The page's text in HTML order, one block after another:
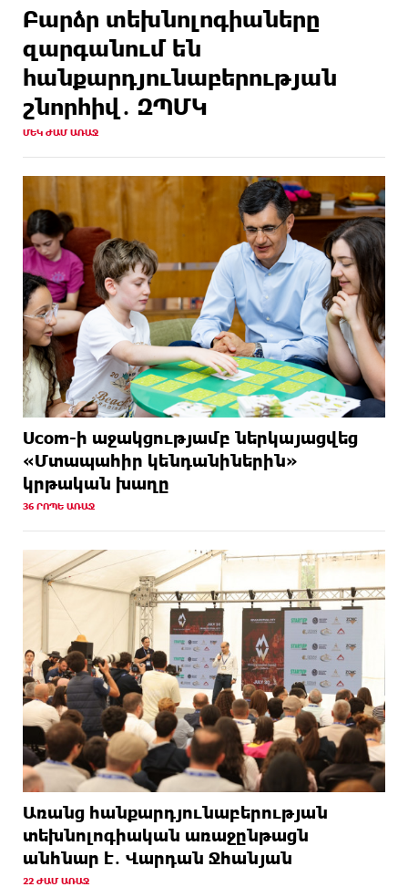
Բարձր տեխնոլոգիաները
զարգանում են
հանքարդյունաբերության
շնորհիվ․ ԶՊՄԿ
ՄԵԿ ԺԱՄ ԱՌԱՋ
Ucom-ի աջակցությամբ ներկայացվեց
«Մտապահիր կենդանիներին»
կրթական խաղը
36 ՐՈՊԵ ԱՌԱՋ
Առանց հանքարդյունաբերության
տեխնոլոգիական առաջընթացն
անհնար է․ Վարդան Ջհանյան
22 ԺԱՄ ԱՌԱՋ